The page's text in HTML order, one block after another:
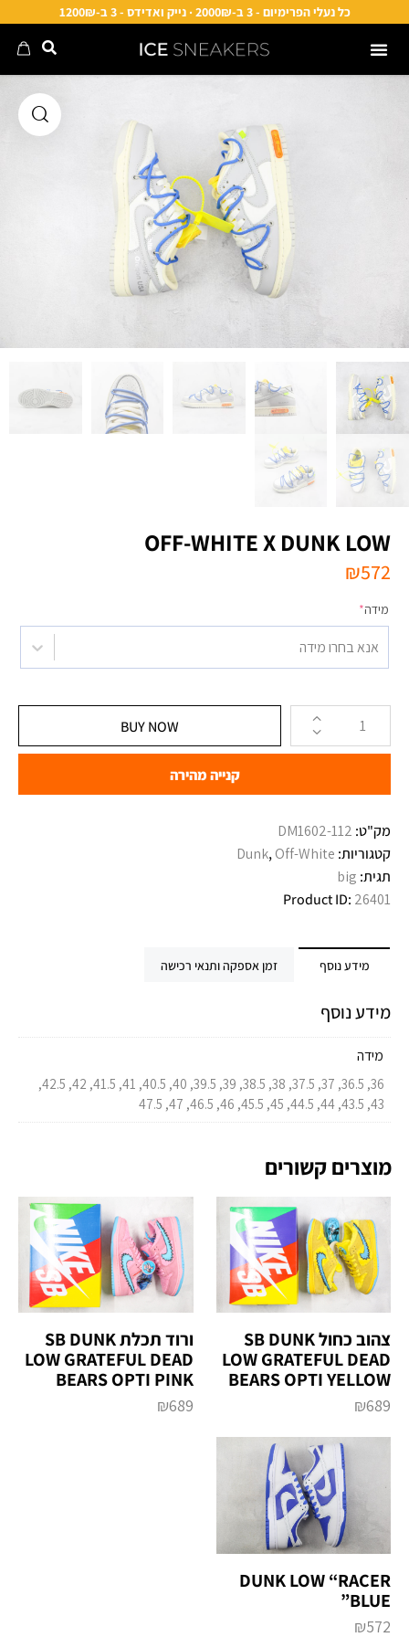
כל נעלי הפרימיום - 3 ב-2000₪ · נייק ואדידס - 3 ב-1200₪
OFF-WHITE X DUNK LOW
₪572
מידה*
אנא בחרו מידה
BUY NOW
קנייה מהירה
מק"ט: DM1602-112
קטגוריות:
Dunk,Off-White
תגית: big
Product ID: 26401
מידע נוסף זמן אספקה ותנאי רכישה
מידע נוסף
מידה
36, 36.5, 37, 37.5, 38, 38.5, 39, 39.5, 40, 40.5, 41, 41.5, 42, 42.5,
43, 43.5, 44, 44.5, 45, 45.5, 46, 46.5, 47, 47.5
מוצרים קשורים
צהוב כחול SB DUNK
LOW GRATEFUL DEAD
BEARS OPTI YELLOW
₪689
ורוד תכלת SB DUNK
LOW GRATEFUL DEAD
BEARS OPTI PINK
₪689
DUNK LOW “RACER
BLUE”
₪572